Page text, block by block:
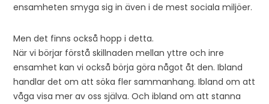
ensamheten smyga sig in även i de mest sociala miljöer.
Men det finns också hopp i detta.
När vi börjar förstå skillnaden mellan yttre och inre
ensamhet kan vi också börja göra något åt den. Ibland
handlar det om att söka fler sammanhang. Ibland om att
våga visa mer av oss själva. Och ibland om att stanna